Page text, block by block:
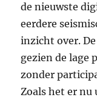
de nieuwste
eerdere
inzicht over.
gezien de lage
zonder
Zoals het er